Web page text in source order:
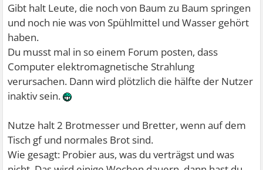
Gibt halt Leute, die noch von Baum zu Baum springen
und noch nie was von Spühlmittel und Wasser gehört
haben.
Du musst mal in so einem Forum posten, dass
Computer elektromagnetische Strahlung
verursachen. Dann wird plötzlich die hälfte der Nutzer
inaktiv sein.
Nutze halt 2 Brotmesser und Bretter, wenn auf dem
Tisch gf und normales Brot sind.
Wie gesagt: Probier aus, was du verträgst und was